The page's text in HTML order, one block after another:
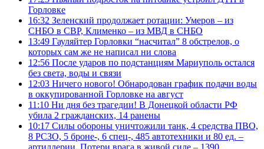
Горловке
16:32 Зеленский продолжает ротации: Умеров – из
СНБО в СВР, Клименко – из МВД в СНБО
13:49 Гауляйтер Горловки “насчитал” 8 обстрелов, о
которых сам же не написал ни слова
12:56 После ударов по подстанциям Мариуполь остался
без света, воды и связи
12:03 Ничего нового! Обнародован график подачи воды
в оккупированной Горловке на август
11:10 Ни дня без трагедии! В Донецкой области РФ
убила 2 гражданских, 14 ранены
10:17 Силы обороны уничтожили танк, 4 средства ПВО,
8 РСЗО, 5 броне-, 6 спец-, 485 автотехники и 80 ед. –
артиллерии. Потери врага в живой силе – 1390